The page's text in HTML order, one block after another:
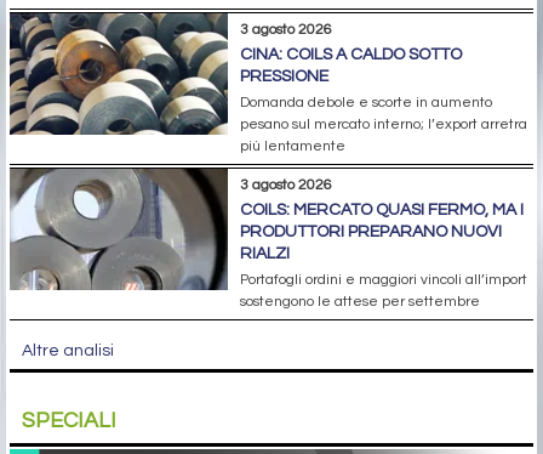
3 agosto 2026
CINA: COILS A CALDO SOTTO
PRESSIONE
Domanda debole e scorte in aumento
pesano sul mercato interno; l’export arretra
più lentamente
3 agosto 2026
COILS: MERCATO QUASI FERMO, MA I
PRODUTTORI PREPARANO NUOVI
RIALZI
Portafogli ordini e maggiori vincoli all’import
sostengono le attese per settembre
Altre analisi
SPECIALI